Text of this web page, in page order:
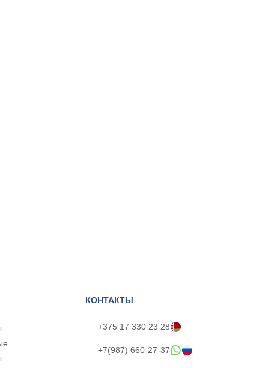
КОНТАКТЫ
+375 17 330 23 28
+7(987) 660-27-37